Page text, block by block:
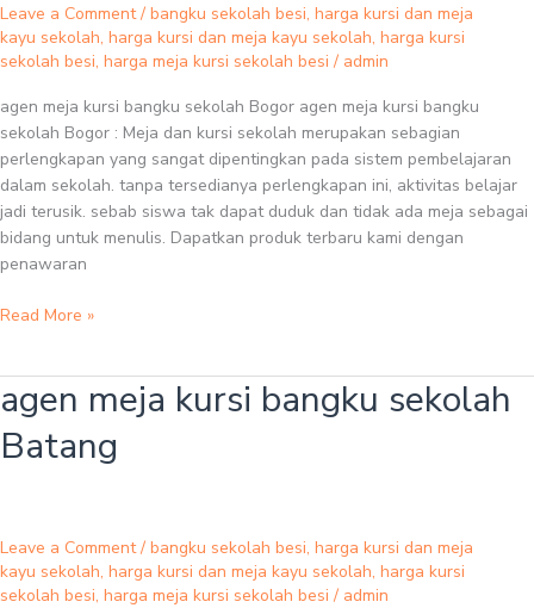
Leave a Comment / bangku sekolah besi, harga kursi dan meja
kayu sekolah, harga kursi dan meja kayu sekolah, harga kursi
sekolah besi, harga meja kursi sekolah besi / admin
agen meja kursi bangku sekolah Bogor agen meja kursi bangku
sekolah Bogor : Meja dan kursi sekolah merupakan sebagian
perlengkapan yang sangat dipentingkan pada sistem pembelajaran
dalam sekolah. tanpa tersedianya perlengkapan ini, aktivitas belajar
jadi terusik. sebab siswa tak dapat duduk dan tidak ada meja sebagai
bidang untuk menulis. Dapatkan produk terbaru kami dengan
penawaran
Read More »
agen meja kursi bangku sekolah
Batang
Leave a Comment / bangku sekolah besi, harga kursi dan meja
kayu sekolah, harga kursi dan meja kayu sekolah, harga kursi
sekolah besi, harga meja kursi sekolah besi / admin
agen
meja
kursi